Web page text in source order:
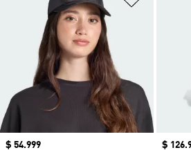
Precio
$ 54.999
Precio
$